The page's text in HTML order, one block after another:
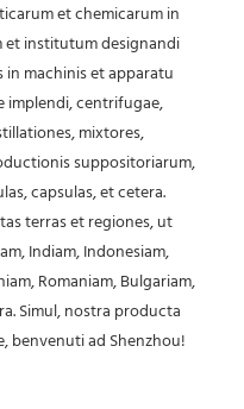
et chemicarum in
et institutum designandi
machinis et apparatu
implendi, centrifugae,
mixtores,
suppositoriarum,
capsulas, et cetera.
terras et regiones, ut
Indiam, Indonesiam,
Romaniam, Bulgariam,
Simul, nostra producta
benvenuti ad Shenzhou!